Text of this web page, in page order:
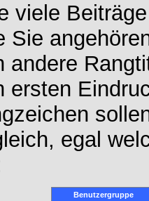
viele
Sie
andere
ersten
egal
Benutzergruppe